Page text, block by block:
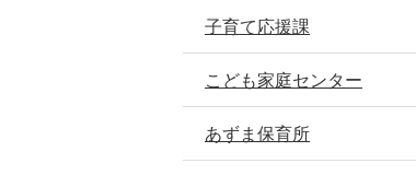
子育て応援課
こども家庭センター
あずま保育所